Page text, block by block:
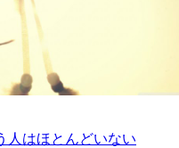
人はほとんどいない